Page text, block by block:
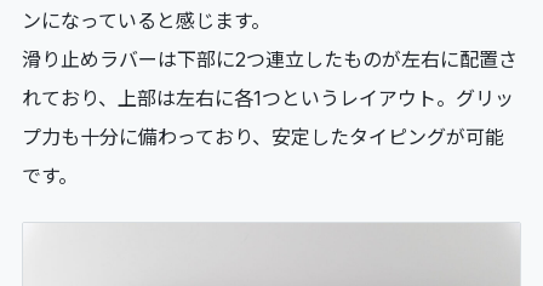
ンになっていると感じます。
滑り止めラバーは下部に2つ連立したものが左右に配置さ
れており、上部は左右に各1つというレイアウト。グリッ
プ力も十分に備わっており、安定したタイピングが可能
です。